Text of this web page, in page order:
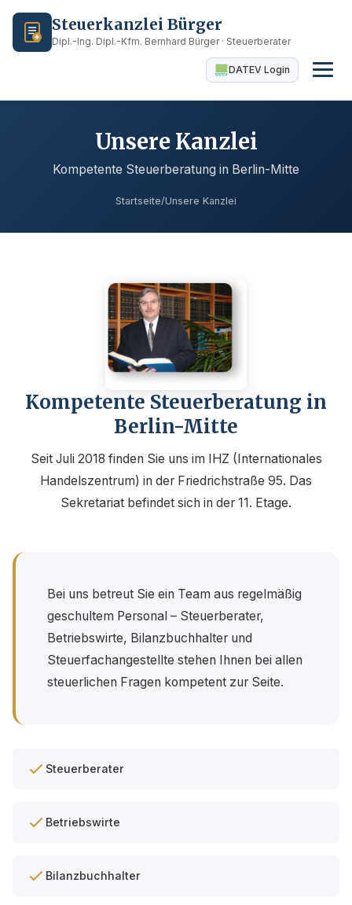
Steuerkanzlei Bürger
Dipl.-Ing. Dipl.-Kfm. Bernhard Bürger · Steuerberater
DATEV Login
Unsere Kanzlei
Kompetente Steuerberatung in Berlin-Mitte
Startseite/Unsere Kanzlei
Kompetente Steuerberatung in
Berlin-Mitte
Seit Juli 2018 finden Sie uns im IHZ (Internationales
Handelszentrum) in der Friedrichstraße 95. Das
Sekretariat befindet sich in der 11. Etage.
Bei uns betreut Sie ein Team aus regelmäßig
geschultem Personal – Steuerberater,
Betriebswirte, Bilanzbuchhalter und
Steuerfachangestellte stehen Ihnen bei allen
steuerlichen Fragen kompetent zur Seite.
Steuerberater
Betriebswirte
Bilanzbuchhalter